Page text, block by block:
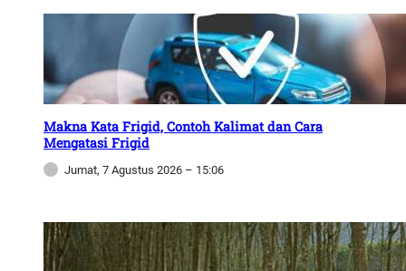
Makna Kata Frigid, Contoh Kalimat dan Cara
Mengatasi Frigid
Jumat, 7 Agustus 2026 – 15:06